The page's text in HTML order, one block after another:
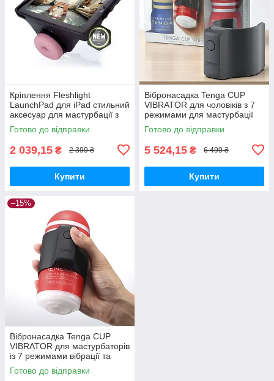
Кріплення Fleshlight
LaunchPad для iPad стильний
аксесуар для мастурбації з
відеозв'язком
Готово до відправки
2 039,15 ₴ 2 399 ₴
Купити
Вібронасадка Tenga CUP
VIBRATOR для чоловіків з 7
режимами для мастурбації
два мастурбатори в
комплекті
Готово до відправки
5 524,15 ₴ 6 499 ₴
Купити
–15%
Вібронасадка Tenga CUP
VIBRATOR для мастурбаторів
із 7 режимами вібрації та
заряджанням USB-C
Готово до відправки